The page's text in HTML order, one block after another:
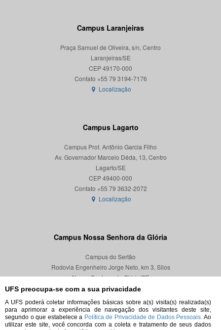
UFS preocupa-se com a sua privacidade
A UFS poderá coletar informações básicas sobre a(s) visita(s) realizada(s)
para aprimorar a experiência de navegação dos visitantes deste site,
segundo o que estabelece a Política de Privacidade de Dados Pessoais. Ao
utilizar este site, você concorda com a coleta e tratamento de seus dados
Campus Laranjeiras
Praça Samuel de Oliveira, s/n, Centro
Laranjeiras/SE
CEP 49170-000
Localização
Campus Lagarto
Campus Prof. Antônio Garcia Filho
Av. Governador Marcelo Déda, 13, Centro
Lagarto/SE
CEP 49400-000
Localização
Campus Nossa Senhora da Glória
Campus do Sertão
Rodovia Engenheiro Jorge Neto, km 3, Silos
Nossa Senhora da Glória/SE
CEP 49680-000
Localização